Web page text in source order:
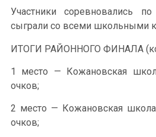
Участники соревновались
сыграли со всеми школьными
ИТОГИ РАЙОННОГО ФИНАЛА
1 место — Кожановская
очков;
2 место — Кожановская
очков;